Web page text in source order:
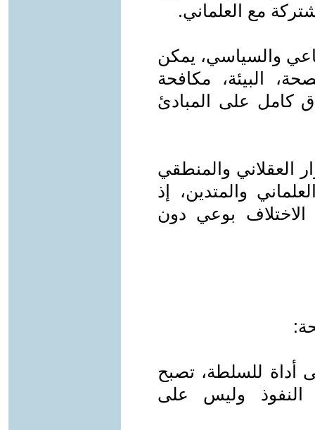
مع العلماني.
والسياسي، يمكن
البيئة، مكافحة
كامل على المبادئ
العقلاني والمنطقي
والمتدين، إذ
بوعي دون
أداة للسلطة، تصبح
النفوذ وليس على